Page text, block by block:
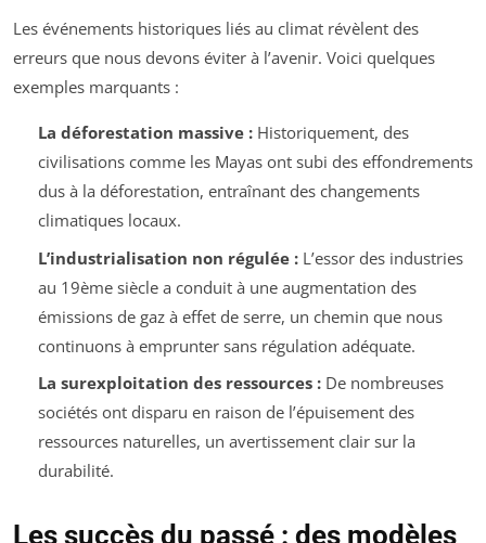
Les événements historiques liés au climat révèlent des
erreurs que nous devons éviter à l’avenir. Voici quelques
exemples marquants :
La déforestation massive :Historiquement, des
civilisations comme les Mayas ont subi des effondrements
dus à la déforestation, entraînant des changements
climatiques locaux.
L’industrialisation non régulée :L’essor des industries
au 19ème siècle a conduit à une augmentation des
émissions de gaz à effet de serre, un chemin que nous
continuons à emprunter sans régulation adéquate.
La surexploitation des ressources :De nombreuses
sociétés ont disparu en raison de l’épuisement des
ressources naturelles, un avertissement clair sur la
durabilité.
Les succès du passé : des modèles